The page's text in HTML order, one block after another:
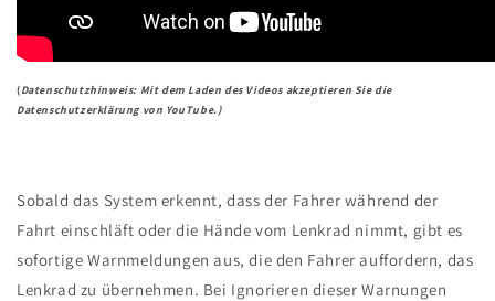
(Datenschutzhinweis: Mit dem Laden des Videos akzeptieren Sie die
Datenschutzerklärung von YouTube.)
Sobald das System erkennt, dass der Fahrer während der
Fahrt einschläft oder die Hände vom Lenkrad nimmt, gibt es
sofortige Warnmeldungen aus, die den Fahrer auffordern, das
Lenkrad zu übernehmen. Bei Ignorieren dieser Warnungen